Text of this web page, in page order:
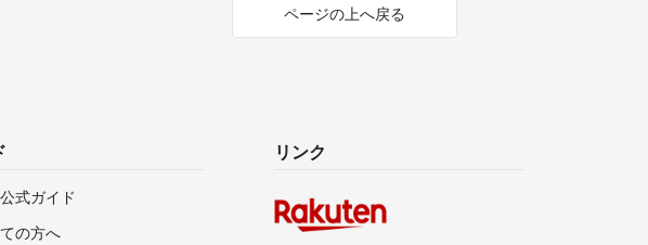
ページの上へ戻る
式ガイド
の方へ
リンク